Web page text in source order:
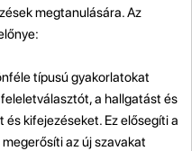
megtanulására. Az
típusú gyakorlatokat
a hallgatást és
kifejezéseket. Ez elősegíti a
az új szavakat